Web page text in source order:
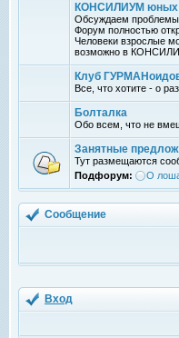
КОНСИЛИУМ юных
Обсуждаем
Форум полностью
Человеки взрослые
возможно в
Клуб
Все, что хотите - о
Болталка
Обо всем, что не
Занятные
Тут размещаются
Подфорум:
О
Сообщение
Вход